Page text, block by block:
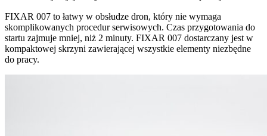
FIXAR 007 to łatwy w obsłudze dron, który nie wymaga
skomplikowanych procedur serwisowych. Czas przygotowania do
startu zajmuje mniej, niż 2 minuty. FIXAR 007 dostarczany jest w
kompaktowej skrzyni zawierającej wszystkie elementy niezbędne
do pracy.